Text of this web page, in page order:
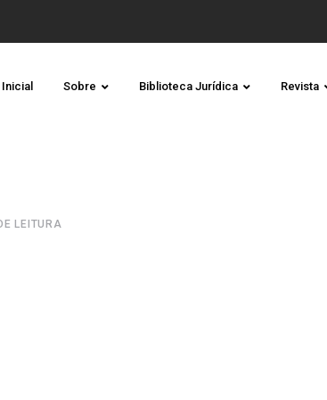
Sobre Biblioteca Jurídica Revista
LEITURA